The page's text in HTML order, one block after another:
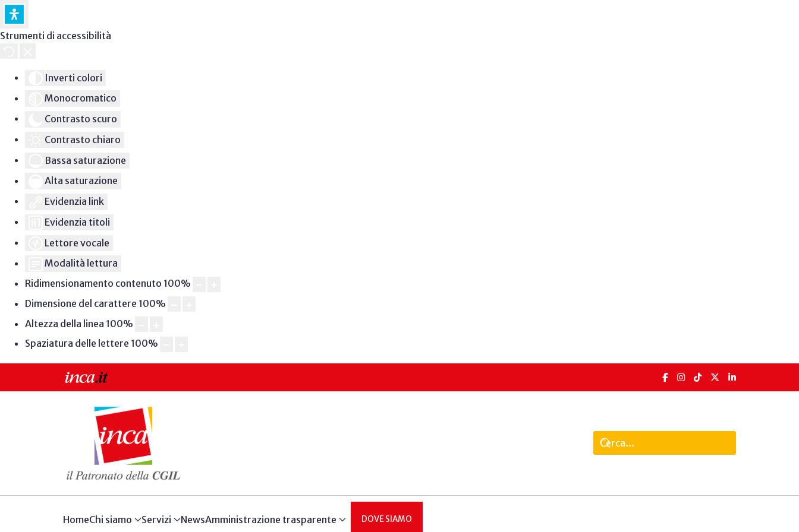
Strumenti di accessibilità
Inverti colori
Monocromatico
Contrasto scuro
Contrasto chiaro
Bassa saturazione
Alta saturazione
Evidenzia link
Evidenzia titoli
Lettore vocale
Modalità lettura
Ridimensionamento contenuto 100%
Dimensione del carattere 100%
Altezza della linea 100%
Spaziatura delle lettere 100%
HomeChi siamo Servizi NewsAmministrazione trasparente DOVE SIAMO